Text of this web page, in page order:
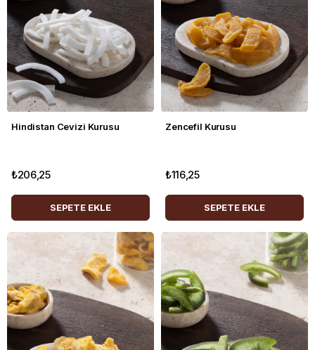
Hindistan Cevizi Kurusu
₺206,25
SEPETE EKLE
Zencefil Kurusu
₺116,25
SEPETE EKLE